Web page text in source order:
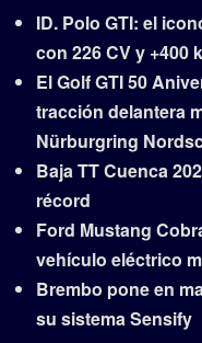
ID. Polo GTI: el
con 226 CV y +400
El Golf GTI 50
tracción delantera
Nürburgring
Baja TT Cuenca
récord
Ford Mustang
vehículo eléctrico
Brembo pone en
su sistema Sensify